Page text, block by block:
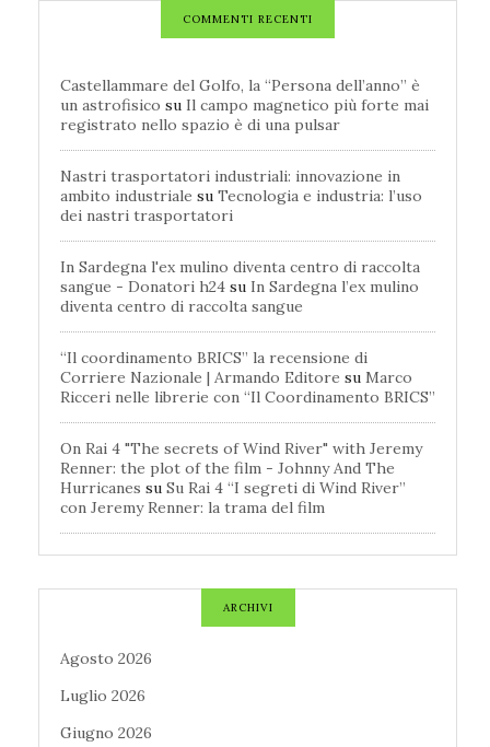
COMMENTI RECENTI
Castellammare del Golfo, la “Persona dell’anno” è
un astrofisico su Il campo magnetico più forte mai
registrato nello spazio è di una pulsar
Nastri trasportatori industriali: innovazione in
ambito industriale su Tecnologia e industria: l’uso
dei nastri trasportatori
In Sardegna l'ex mulino diventa centro di raccolta
sangue - Donatori h24 su In Sardegna l’ex mulino
diventa centro di raccolta sangue
“Il coordinamento BRICS” la recensione di
Corriere Nazionale | Armando Editore su Marco
Ricceri nelle librerie con “Il Coordinamento BRICS”
On Rai 4 "The secrets of Wind River" with Jeremy
Renner: the plot of the film - Johnny And The
Hurricanes su Su Rai 4 “I segreti di Wind River”
con Jeremy Renner: la trama del film
ARCHIVI
Agosto 2026
Luglio 2026
Giugno 2026